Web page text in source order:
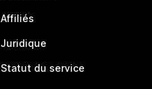
Affiliés
Juridique
Statut du service